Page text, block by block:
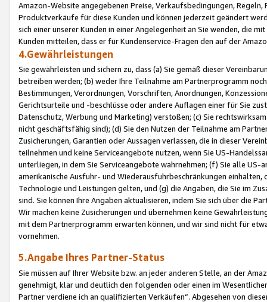
Amazon-Website angegebenen Preise, Verkaufsbedingungen,
Produktverkäufe für diese Kunden und können jederzeit geändert
sich einer unserer Kunden in einer Angelegenheit an Sie wenden, die
Kunden mitteilen, dass er für Kundenservice-Fragen den auf der
4.Gewährleistungen
Sie gewährleisten und sichern zu, dass (a) Sie gemäß dieser
betreiben werden; (b) weder Ihre Teilnahme am Partnerprogramm
Bestimmungen, Verordnungen, Vorschriften, Anordnungen,
Gerichtsurteile und -beschlüsse oder andere Auflagen einer für Sie
Datenschutz, Werbung und Marketing) verstoßen; (c) Sie
nicht geschäftsfähig sind); (d) Sie den Nutzen der Teilnahme am
Zusicherungen, Garantien oder Aussagen verlassen, die in dieser
teilnehmen und keine Serviceangebote nutzen, wenn Sie US-
unterliegen, in dem Sie Serviceangebote wahrnehmen; (f) Sie alle
amerikanische Ausfuhr- und Wiederausfuhrbeschränkungen
Technologie und Leistungen gelten, und (g) die Angaben, die Sie im
sind. Sie können Ihre Angaben aktualisieren, indem Sie sich über die
Wir machen keine Zusicherungen und übernehmen keine
mit dem Partnerprogramm erwarten können, und wir sind nicht für
vornehmen.
5.Angabe Ihres Partner-Status
Sie müssen auf Ihrer Website bzw. an jeder anderen Stelle, an der
genehmigt, klar und deutlich den folgenden oder einen im
Partner verdiene ich an qualifizierten Verkäufen“. Abgesehen von